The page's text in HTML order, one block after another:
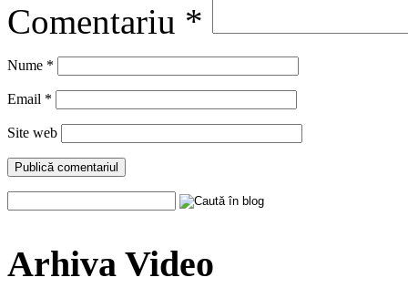
Comentariu *
Nume *
Email *
Site web
Arhiva Video